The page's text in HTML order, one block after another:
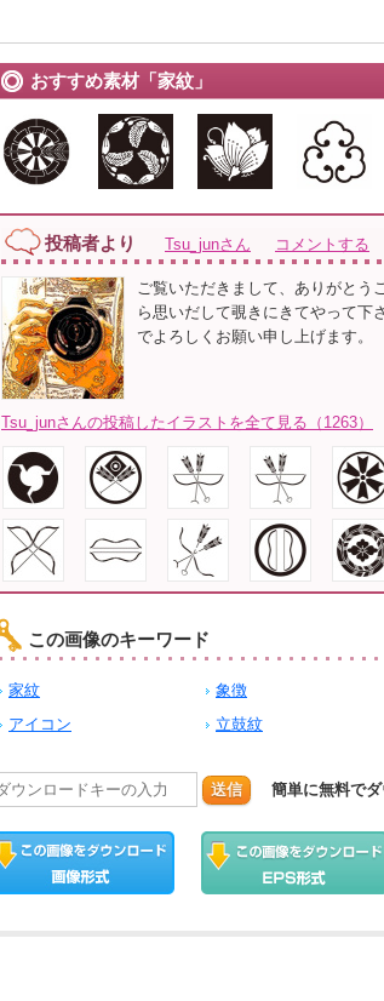
おすすめ素材「家紋」
投稿者より Tsu_junさん コメントする
ご覧いただきまして、ありがとう
ら思いだして覗きにきてやって下
でよろしくお願い申し上げます。
Tsu_junさんの投稿したイラストを全て見る（1263）
この画像のキーワード
家紋 象徴
アイコン
立鼓紋
送信 簡単に無料でダ